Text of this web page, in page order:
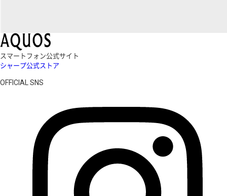
スマートフォン公式サイト
シャープ公式ストア
OFFICIAL SNS